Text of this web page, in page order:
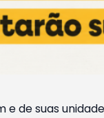
e de suas